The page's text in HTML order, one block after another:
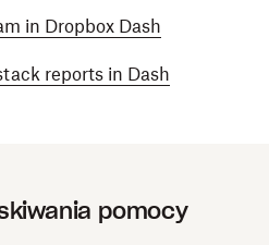
in Dropbox Dash
reports in Dash
pomocy